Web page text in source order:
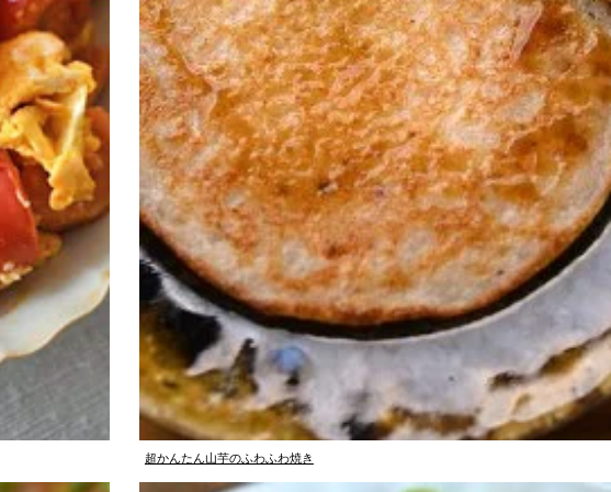
超かんたん山芋のふわふわ焼き